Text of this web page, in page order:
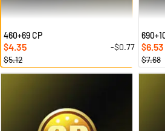
460+69 CP
$4.35
-$0.77
$5.12
$6.53
$7.68